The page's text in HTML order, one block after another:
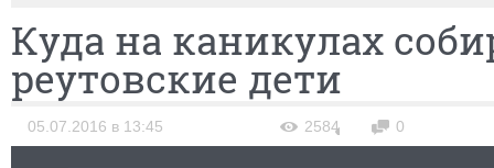
Куда на каникулах
реутовские дети
05.07.2016 в 13:45 2584 0